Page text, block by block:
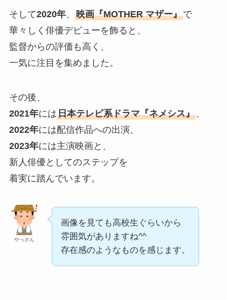
そして2020年、 映画『MOTHER マザー』で
華々しく俳優デビューを飾ると、
監督からの評価も高く、
一気に注目を集めました。
その後、
2021年には日本テレビ系ドラマ『ネメシス』、
2022年には配信作品への出演、
2023年には主演映画と、
新人俳優としてのステップを
着実に踏んでいます。
やっさん
画像を見ても高校生ぐらいから
雰囲気がありますね^^
存在感のようなものを感じます。